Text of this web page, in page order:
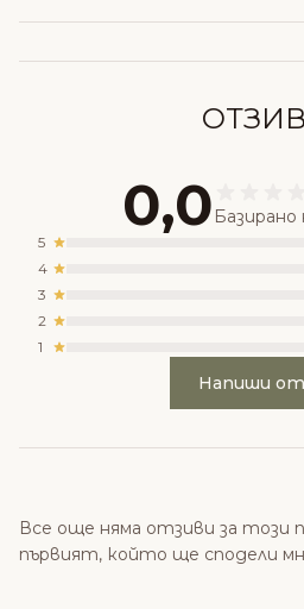
0,0
5
4
3
2
1
Напиши
Все още няма отзиви за този
първият, който ще сподели